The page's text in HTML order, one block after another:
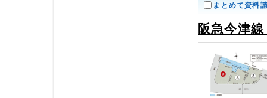
まとめて資料
阪急今津